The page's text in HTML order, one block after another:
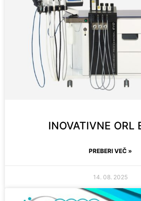
INOVATIVNE ORL
PREBERI VEČ »
14. 08. 2025